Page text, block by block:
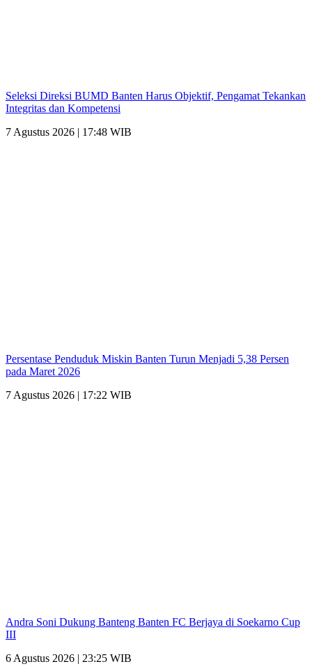
Seleksi Direksi BUMD Banten Harus Objektif, Pengamat Tekankan
Integritas dan Kompetensi
7 Agustus 2026 | 17:48 WIB
Persentase Penduduk Miskin Banten Turun Menjadi 5,38 Persen
pada Maret 2026
7 Agustus 2026 | 17:22 WIB
Andra Soni Dukung Banteng Banten FC Berjaya di Soekarno Cup
III
6 Agustus 2026 | 23:25 WIB